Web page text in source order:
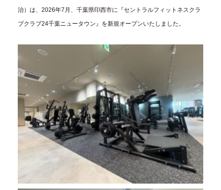
治）は、2026年7月、千葉県印西市に『セントラルフィットネスクラ
ブクラブ24千葉ニュータウン』を新規オープンいたしました。